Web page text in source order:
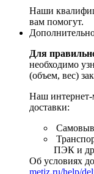
Наши
вам помогут.
Для
необходимо
(объем, вес)
Наш интернет-
доставки:
ПЭК и
Об условиях
metiz.ru/help/